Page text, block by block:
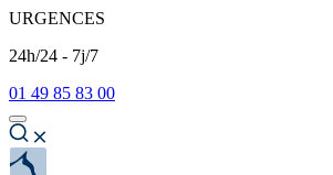
URGENCES
24h/24 - 7j/7
01 49 85 83 00